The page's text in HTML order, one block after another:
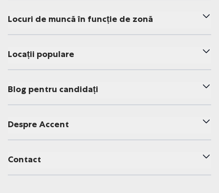
Locuri de muncă în funcție de zonă
Locații populare
Blog pentru candidați
Despre Accent
Contact